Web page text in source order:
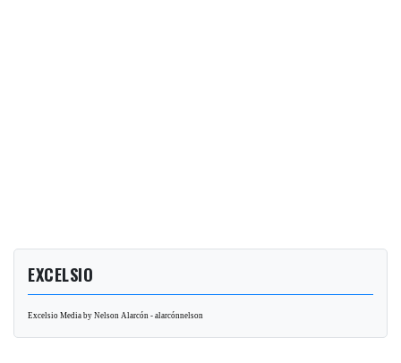
EXCELSIO
Excelsio Media by Nelson Alarcón - alarcónnelson